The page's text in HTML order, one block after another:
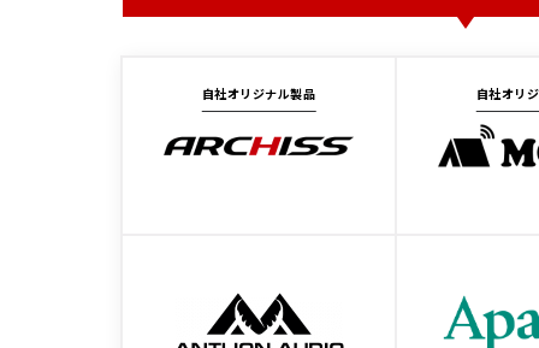
自社オリジナル製品 自社オリ